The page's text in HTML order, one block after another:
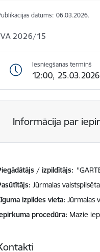
datums: 06.03.2026.
2026/15
Iesniegšanas termiņš
12:00, 25.03.2026
Informācija par
/ izpildītājs:
Jūrmalas
izpildes vieta Jūrmalas
procedūra Mazie